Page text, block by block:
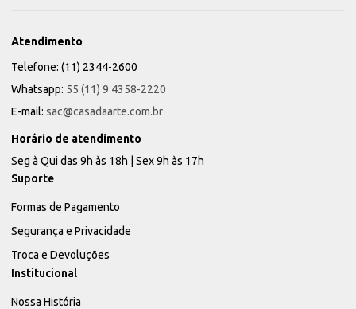
Atendimento
Telefone: (11) 2344-2600
Whatsapp: 55 (11) 9 4358-2220
E-mail: sac@casadaarte.com.br
Horário de atendimento
Seg à Qui das 9h às 18h | Sex 9h às 17h
Suporte
Formas de Pagamento
Segurança e Privacidade
Troca e Devoluções
Institucional
Nossa História